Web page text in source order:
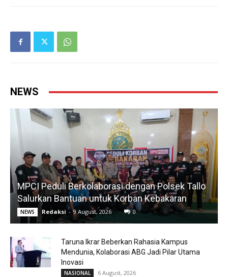
NEWS
MPCI Peduli Berkolaborasi dengan Polsek Tallo
Salurkan Bantuan untuk Korban Kebakaran
NEWS Redaksi - 9 August, 2026 0
Taruna Ikrar Beberkan Rahasia Kampus
Mendunia, Kolaborasi ABG Jadi Pilar Utama
Inovasi
NASIONAL 6 August, 2026